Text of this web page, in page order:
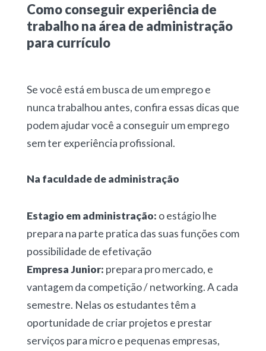
Como conseguir experiência de
trabalho na área de administração
para currículo
Se você está em busca de um emprego e
nunca trabalhou antes, confira essas dicas que
podem ajudar você a conseguir um emprego
sem ter experiência profissional.
Na faculdade de administração
Estagio em administração: o estágio lhe
prepara na parte pratica das suas funções com
possibilidade de efetivação
Empresa Junior: prepara pro mercado, e
vantagem da competição / networking. A cada
semestre. Nelas os estudantes têm a
oportunidade de criar projetos e prestar
serviços para micro e pequenas empresas,